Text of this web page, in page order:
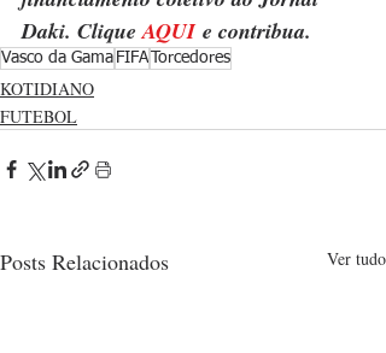
Daki. Clique AQUI e contribua.
Vasco da Gama FIFATorcedores
KOTIDIANO
FUTEBOL
Posts Relacionados Ver tudo